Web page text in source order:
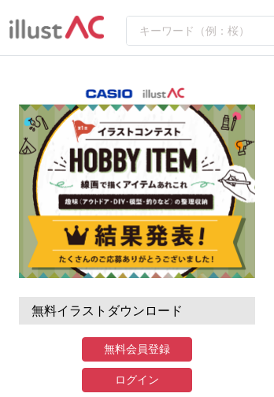
無料イラストダウンロード
無料会員登録
ログイン